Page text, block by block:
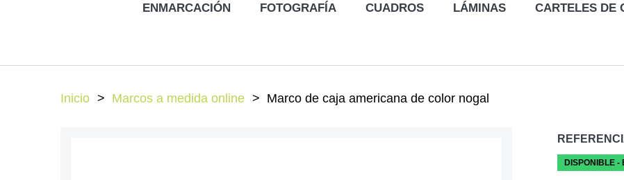
ENMARCACIÓN FOTOGRAFÍA CUADROS LÁMINAS CARTELES DE
Inicio Marcos a medida online Marco de caja americana de color nogal
DISPONIBLE -